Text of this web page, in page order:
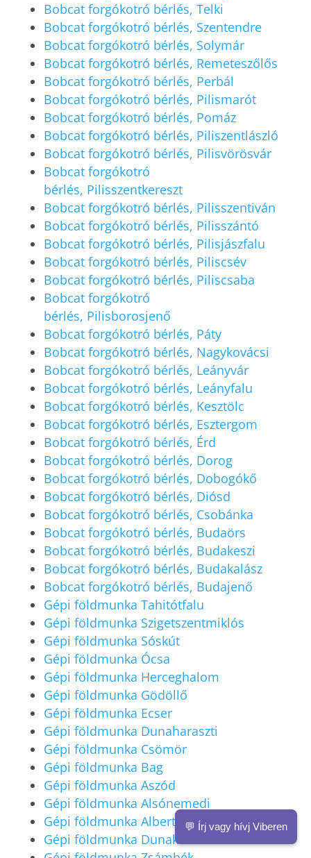
Bobcat forgókotró bérlés, Telki
Bobcat forgókotró bérlés, Szentendre
Bobcat forgókotró bérlés, Solymár
Bobcat forgókotró bérlés, Remeteszőlős
Bobcat forgókotró bérlés, Perbál
Bobcat forgókotró bérlés, Pilismarót
Bobcat forgókotró bérlés, Pomáz
Bobcat forgókotró bérlés, Piliszentlászló
Bobcat forgókotró bérlés, Pilisvörösvár
Bobcat forgókotró
bérlés, Pilisszentkereszt
Bobcat forgókotró bérlés, Pilisszentiván
Bobcat forgókotró bérlés, Pilisszántó
Bobcat forgókotró bérlés, Pilisjászfalu
Bobcat forgókotró bérlés, Piliscsév
Bobcat forgókotró bérlés, Piliscsaba
Bobcat forgókotró
bérlés, Pilisborosjenő
Bobcat forgókotró bérlés, Páty
Bobcat forgókotró bérlés, Nagykovácsi
Bobcat forgókotró bérlés, Leányvár
Bobcat forgókotró bérlés, Leányfalu
Bobcat forgókotró bérlés, Kesztölc
Bobcat forgókotró bérlés, Esztergom
Bobcat forgókotró bérlés, Érd
Bobcat forgókotró bérlés, Dorog
Bobcat forgókotró bérlés, Dobogókő
Bobcat forgókotró bérlés, Diósd
Bobcat forgókotró bérlés, Csobánka
Bobcat forgókotró bérlés, Budaörs
Bobcat forgókotró bérlés, Budakeszi
Bobcat forgókotró bérlés, Budakalász
Bobcat forgókotró bérlés, Budajenő
Gépi földmunka Tahitótfalu
Gépi földmunka Szigetszentmiklós
Gépi földmunka Sóskút
Gépi földmunka Ócsa
Gépi földmunka Herceghalom
Gépi földmunka Gödöllő
Gépi földmunka Ecser
Gépi földmunka Dunaharaszti
Gépi földmunka Csömör
Gépi földmunka Bag
Gépi földmunka Aszód
Gépi földmunka Alsónemedi
Gépi földmunka Albertisa
Gépi földmunka Dunakeszi
💬 Írj vagy hívj Viberen